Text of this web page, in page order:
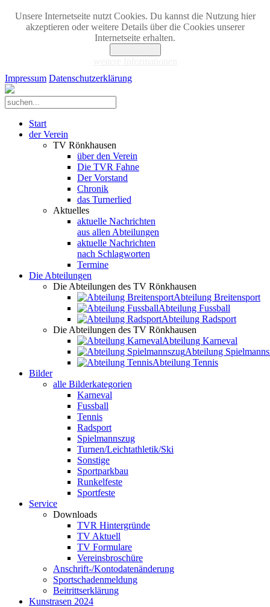
Unsere Internetseite nutzt Cookies. Du kannst die Nutzung hier
akzeptieren oder weitere Details über die Cookies unserer
Internetseite erhalten.
Impressum Datenschutzerklärung
Start
der Verein
TV Rönkhausen
über den Verein
Die TVR Fahne
Der Vorstand
Chronik
das Turnerlied
Aktuelles
aktuelle Nachrichten
aus allen Abteilungen
aktuelle Nachrichten
nach Schlagworten
Termine
Die Abteilungen
Die Abteilungen des TV Rönkhausen
Abteilung Breitensport
Abteilung Fussball
Abteilung Radsport
Die Abteilungen des TV Rönkhausen
Abteilung Karneval
Abteilung
Abteilung Tennis
Bilder
alle Bilderkategorien
Karneval
Fussball
Tennis
Radsport
Spielmannszug
Turnen/Leichtathletik/Ski
Sonstige
Sportparkbau
Runkelfeste
Sportfeste
Service
Downloads
TVR Hintergründe
TV Aktuell
TV Formulare
Vereinsbroschüre
Anschrift-/Kontodatenänderung
Sportschadenmeldung
Beitrittserklärung
Kunstrasen 2024